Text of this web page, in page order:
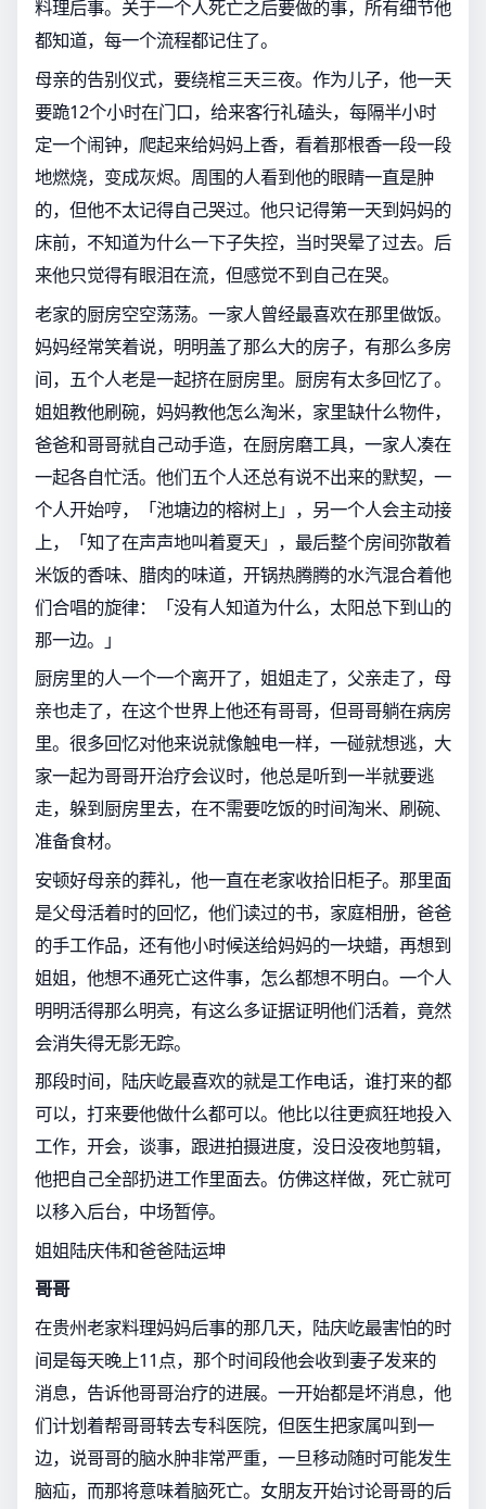
料理后事。关于一个人死亡之后要做的事，所有细节他
都知道，每一个流程都记住了。
母亲的告别仪式，要绕棺三天三夜。作为儿子，他一天
要跪12个小时在门口，给来客行礼磕头，每隔半小时
定一个闹钟，爬起来给妈妈上香，看着那根香一段一段
地燃烧，变成灰烬。周围的人看到他的眼睛一直是肿
的，但他不太记得自己哭过。他只记得第一天到妈妈的
床前，不知道为什么一下子失控，当时哭晕了过去。后
来他只觉得有眼泪在流，但感觉不到自己在哭。
老家的厨房空空荡荡。一家人曾经最喜欢在那里做饭。
妈妈经常笑着说，明明盖了那么大的房子，有那么多房
间，五个人老是一起挤在厨房里。厨房有太多回忆了。
姐姐教他刷碗，妈妈教他怎么淘米，家里缺什么物件，
爸爸和哥哥就自己动手造，在厨房磨工具，一家人凑在
一起各自忙活。他们五个人还总有说不出来的默契，一
个人开始哼，「池塘边的榕树上」，另一个人会主动接
上，「知了在声声地叫着夏天」，最后整个房间弥散着
米饭的香味、腊肉的味道，开锅热腾腾的水汽混合着他
们合唱的旋律：「没有人知道为什么，太阳总下到山的
那一边。」
厨房里的人一个一个离开了，姐姐走了，父亲走了，母
亲也走了，在这个世界上他还有哥哥，但哥哥躺在病房
里。很多回忆对他来说就像触电一样，一碰就想逃，大
家一起为哥哥开治疗会议时，他总是听到一半就要逃
走，躲到厨房里去，在不需要吃饭的时间淘米、刷碗、
准备食材。
安顿好母亲的葬礼，他一直在老家收拾旧柜子。那里面
是父母活着时的回忆，他们读过的书，家庭相册，爸爸
的手工作品，还有他小时候送给妈妈的一块蜡，再想到
姐姐，他想不通死亡这件事，怎么都想不明白。一个人
明明活得那么明亮，有这么多证据证明他们活着，竟然
会消失得无影无踪。
那段时间，陆庆屹最喜欢的就是工作电话，谁打来的都
可以，打来要他做什么都可以。他比以往更疯狂地投入
工作，开会，谈事，跟进拍摄进度，没日没夜地剪辑，
他把自己全部扔进工作里面去。仿佛这样做，死亡就可
以移入后台，中场暂停。
姐姐陆庆伟和爸爸陆运坤
哥哥
在贵州老家料理妈妈后事的那几天，陆庆屹最害怕的时
间是每天晚上11点，那个时间段他会收到妻子发来的
消息，告诉他哥哥治疗的进展。一开始都是坏消息，他
们计划着帮哥哥转去专科医院，但医生把家属叫到一
边，说哥哥的脑水肿非常严重，一旦移动随时可能发生
脑疝，而那将意味着脑死亡。女朋友开始讨论哥哥的后